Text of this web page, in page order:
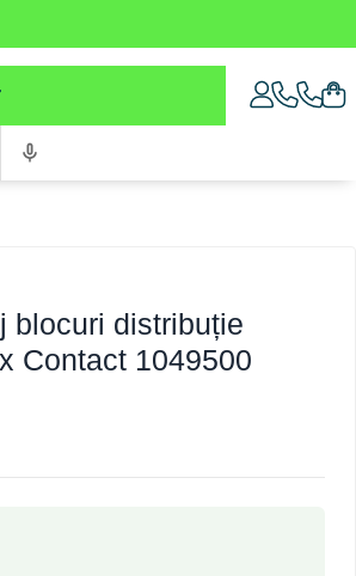
blocuri distribuție
Contact 1049500